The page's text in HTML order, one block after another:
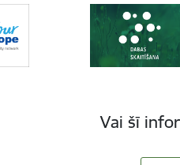
Vai šī